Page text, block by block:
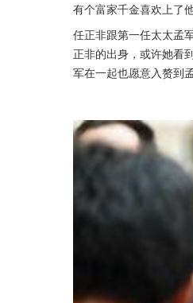
有个富家千金喜欢上了
任正非跟第一任太太孟
正非的出身，或许她看
军在一起也愿意入赘到